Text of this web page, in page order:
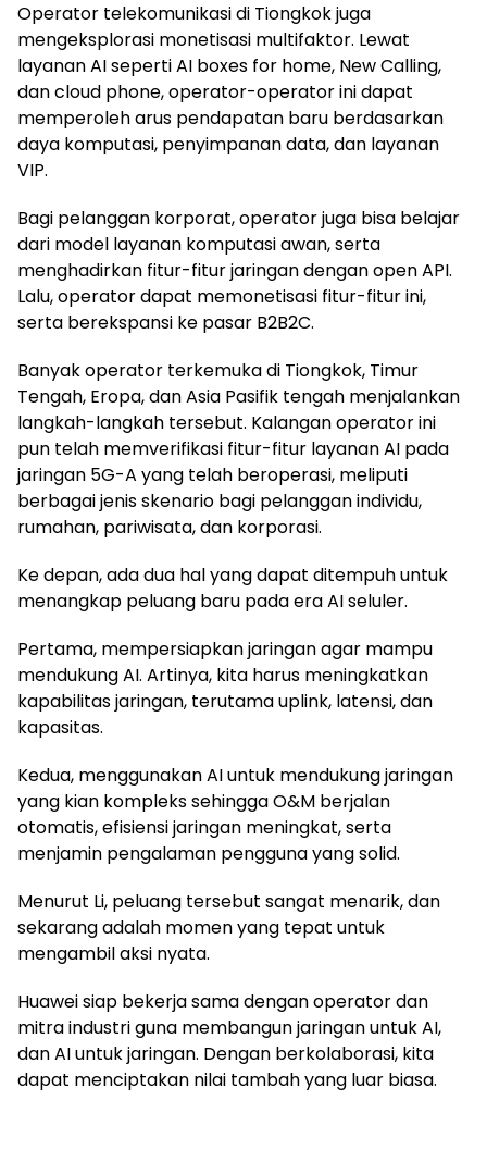
Operator telekomunikasi di Tiongkok juga
mengeksplorasi monetisasi multifaktor. Lewat
layanan AI seperti AI boxes for home, New Calling,
dan cloud phone, operator-operator ini dapat
memperoleh arus pendapatan baru berdasarkan
daya komputasi, penyimpanan data, dan layanan
VIP.
Bagi pelanggan korporat, operator juga bisa belajar
dari model layanan komputasi awan, serta
menghadirkan fitur-fitur jaringan dengan open API.
Lalu, operator dapat memonetisasi fitur-fitur ini,
serta berekspansi ke pasar B2B2C.
Banyak operator terkemuka di Tiongkok, Timur
Tengah, Eropa, dan Asia Pasifik tengah menjalankan
langkah-langkah tersebut. Kalangan operator ini
pun telah memverifikasi fitur-fitur layanan AI pada
jaringan 5G-A yang telah beroperasi, meliputi
berbagai jenis skenario bagi pelanggan individu,
rumahan, pariwisata, dan korporasi.
Ke depan, ada dua hal yang dapat ditempuh untuk
menangkap peluang baru pada era AI seluler.
Pertama, mempersiapkan jaringan agar mampu
mendukung AI. Artinya, kita harus meningkatkan
kapabilitas jaringan, terutama uplink, latensi, dan
kapasitas.
Kedua, menggunakan AI untuk mendukung jaringan
yang kian kompleks sehingga O&M berjalan
otomatis, efisiensi jaringan meningkat, serta
menjamin pengalaman pengguna yang solid.
Menurut Li, peluang tersebut sangat menarik, dan
sekarang adalah momen yang tepat untuk
mengambil aksi nyata.
Huawei siap bekerja sama dengan operator dan
mitra industri guna membangun jaringan untuk AI,
dan AI untuk jaringan. Dengan berkolaborasi, kita
dapat menciptakan nilai tambah yang luar biasa.